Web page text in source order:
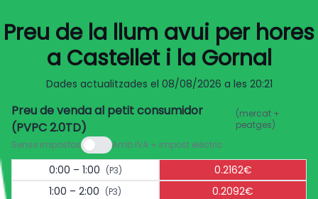
Preu de la llum avui per hores
a Castellet i la Gornal
Dades actualitzades el 08/08/2026 a les 20:21
Preu de venda al petit consumidor
(PVPC 2.0TD)
(mercat +
peatges)
Sense impostos
Amb IVA + impost elèctric
0:00 – 1:00 (P3)
0.2162€
1:00 – 2:00 (P3)
0.2092€